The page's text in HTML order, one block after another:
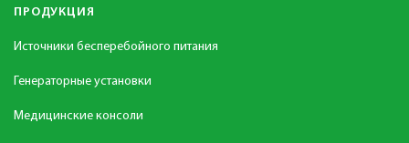
ПРОДУКЦИЯ
Источники бесперебойного питания
Генераторные установки
Медицинские консоли